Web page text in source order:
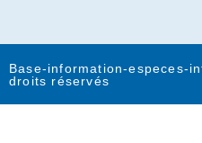
Base-information-especes-
droits réservés